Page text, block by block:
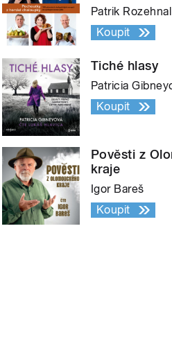
Patrik Rozehnal
Koupit
Tiché hlasy
Patricia
Koupit
Pověsti z
kraje
Igor Bareš
Koupit